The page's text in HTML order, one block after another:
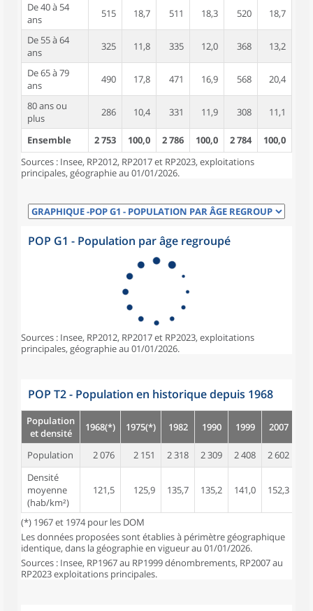
De 40 à 54
ans
515 18,7 511 18,3 520 18,7
De 55 à 64
ans
325 11,8 335 12,0 368 13,2
De 65 à 79
ans
490 17,8 471 16,9 568 20,4
80 ans ou
plus
286 10,4 331 11,9 308 11,1
Ensemble 2 753 100,0 2 786 100,0 2 784
100,0
Sources : Insee, RP2012, RP2017 et RP2023, exploitations
principales, géographie au 01/01/2026.
POP G1 - Population par âge regroupé
Sources : Insee, RP2012, RP2017 et RP2023, exploitations
principales, géographie au 01/01/2026.
POP T2 - Population en historique depuis 1968
Population
et densité
1968(*) 1975(*) 1982 1990 1999 2007
Population 2 076 2 151 2 318 2 309 2 408 2 602
Densité
moyenne
(hab/km²)
121,5 125,9 135,7 135,2 141,0 152,3
(*) 1967 et 1974 pour les DOM
Les données proposées sont établies à périmètre géographique
identique, dans la géographie en vigueur au 01/01/2026.
Sources : Insee, RP1967 au RP1999 dénombrements, RP2007 au
RP2023 exploitations principales.